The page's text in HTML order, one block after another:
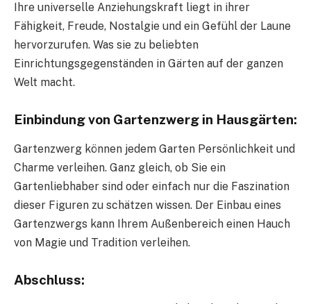
Ihre universelle Anziehungskraft liegt in ihrer
Fähigkeit, Freude, Nostalgie und ein Gefühl der Laune
hervorzurufen. Was sie zu beliebten
Einrichtungsgegenständen in Gärten auf der ganzen
Welt macht.
Einbindung von Gartenzwerg in Hausgärten:
Gartenzwerg können jedem Garten Persönlichkeit und
Charme verleihen. Ganz gleich, ob Sie ein
Gartenliebhaber sind oder einfach nur die Faszination
dieser Figuren zu schätzen wissen. Der Einbau eines
Gartenzwergs kann Ihrem Außenbereich einen Hauch
von Magie und Tradition verleihen.
Abschluss: